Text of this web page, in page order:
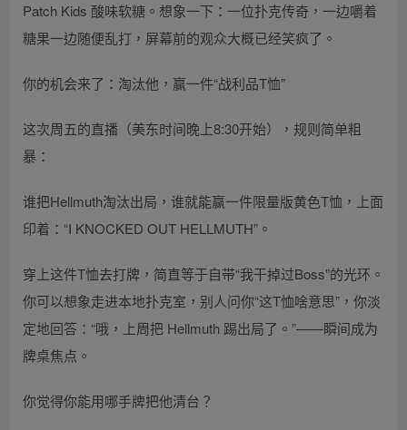
Patch Kids 酸味软糖。想象一下：一位扑克传奇，一边嚼着
糖果一边随便乱打，屏幕前的观众大概已经笑疯了。
你的机会来了：淘汰他，赢一件“战利品T恤”
这次周五的直播（美东时间晚上8:30开始），规则简单粗
暴：
谁把Hellmuth淘汰出局，谁就能赢一件限量版黄色T恤，上面
印着：“I KNOCKED OUT HELLMUTH”。
穿上这件T恤去打牌，简直等于自带“我干掉过Boss”的光环。
你可以想象走进本地扑克室，别人问你“这T恤啥意思”，你淡
定地回答：“哦，上周把 Hellmuth 踢出局了。”——瞬间成为
牌桌焦点。
你觉得你能用哪手牌把他清台？